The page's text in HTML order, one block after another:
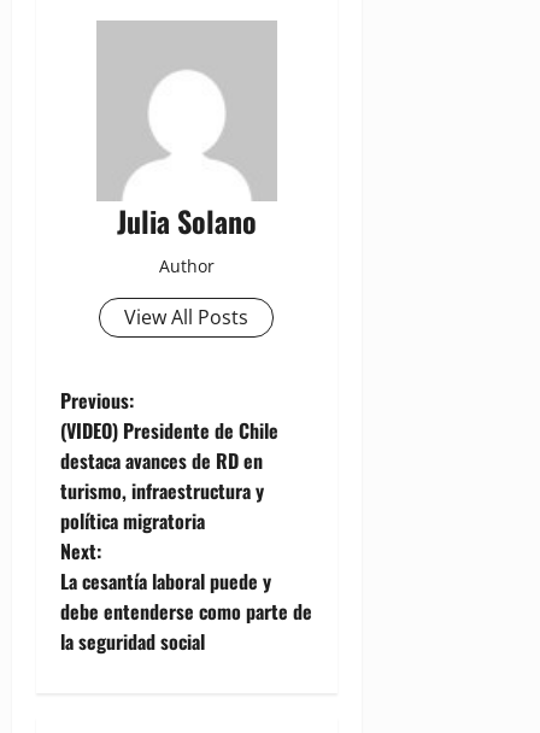
Julia Solano
Author
View All Posts
P
o
s
t
n
a
Previous:
(VIDEO) Presidente de Chile
destaca avances de RD en
turismo, infraestructura y
política migratoria
Next:
La cesantía laboral puede y
debe entenderse como parte de
la seguridad social